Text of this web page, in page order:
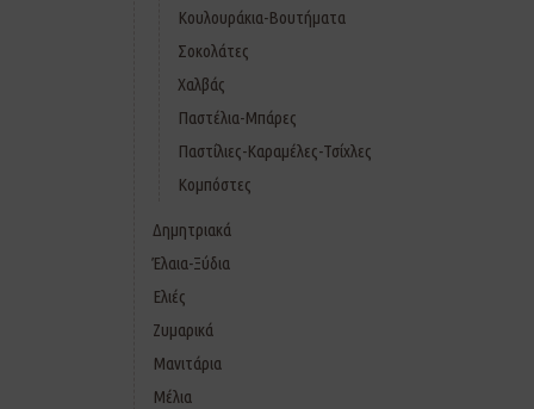
Κουλουράκια-Βουτήματα
Σοκολάτες
Χαλβάς
Παστέλια-Μπάρες
Παστίλιες-Καραμέλες-Τσίχλες
Κομπόστες
Δημητριακά
Έλαια-Ξύδια
Ελιές
Ζυμαρικά
Μανιτάρια
Μέλια